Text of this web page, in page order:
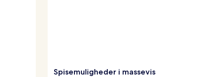
Spisemuligheder i massevis